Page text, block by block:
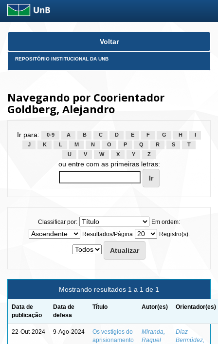
Skip
Voltar
REPOSITÓRIO INSTITUCIONAL DA UNB
Navegando por Coorientador
Goldberg, Alejandro
Ir para: 0-9 A B C D E F G H
J
K L M N O P Q R S
T
U
V W X Y Z
ou entre com as primeiras letras:
Classificar por:
Em ordem:
Resultados/Página
Registro(s):
Mostrando resultados 1 a 1 de 1
Data de
publicação
Data de
defesa
Título Autor(es) Orientador(es)
22-Out-2024 9-Ago-2024
Os vestígios do
aprisionamento
Miranda,
Raquel
Díaz
Bermúdez,